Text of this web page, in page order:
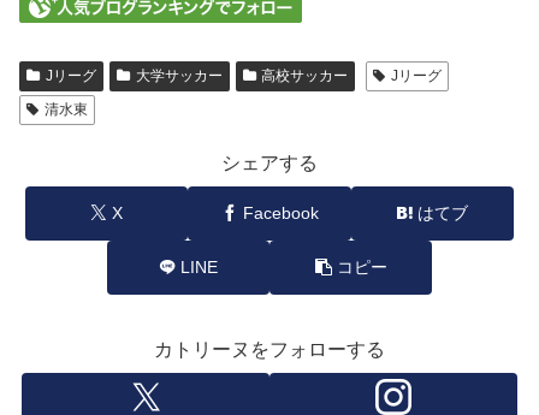
Jリーグ 大学サッカー 高校サッカー
Jリーグ
清水東
シェアする
X Facebook はてブ
LINE コピー
カトリーヌをフォローする